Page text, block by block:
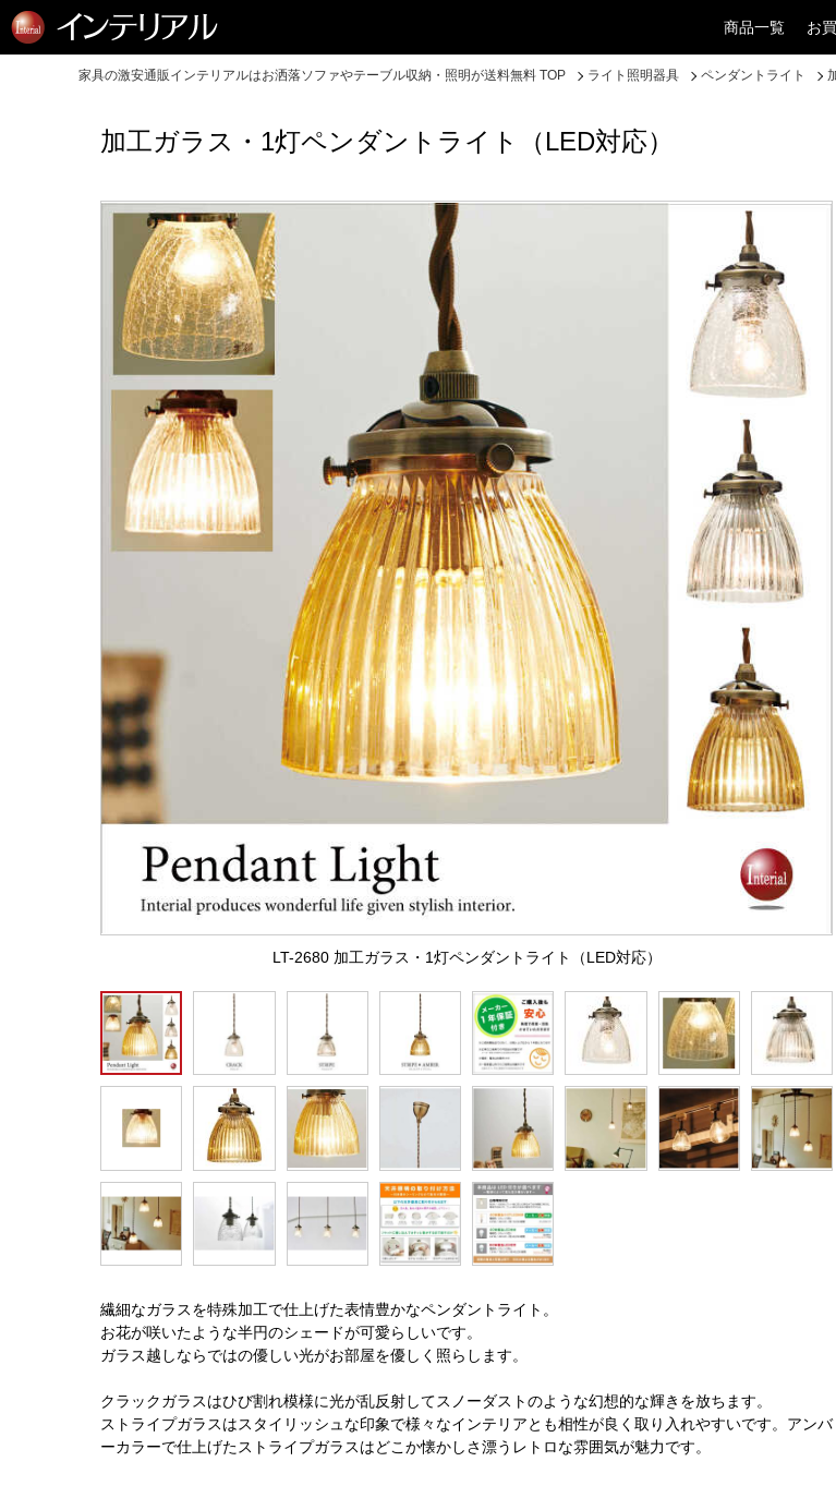
商品一覧 お
家具の激安通販インテリアルはお洒落ソファやテーブル収納・照明が送料無料 TOP ライト照明器具 ペンダントライト
加工ガラス・1灯ペンダントライト（LED対応）
LT-2680 加工ガラス・1灯ペンダントライト（LED対応）
繊細なガラスを特殊加工で仕上げた表情豊かなペンダントライト。
お花が咲いたような半円のシェードが可愛らしいです。
ガラス越しならではの優しい光がお部屋を優しく照らします。
クラックガラスはひび割れ模様に光が乱反射してスノーダストのような幻想的な輝きを放ちます。
ストライプガラスはスタイリッシュな印象で様々なインテリアとも相性が良く取り入れやすいです。アンバ
ーカラーで仕上げたストライプガラスはどこか懐かしさ漂うレトロな雰囲気が魅力です。